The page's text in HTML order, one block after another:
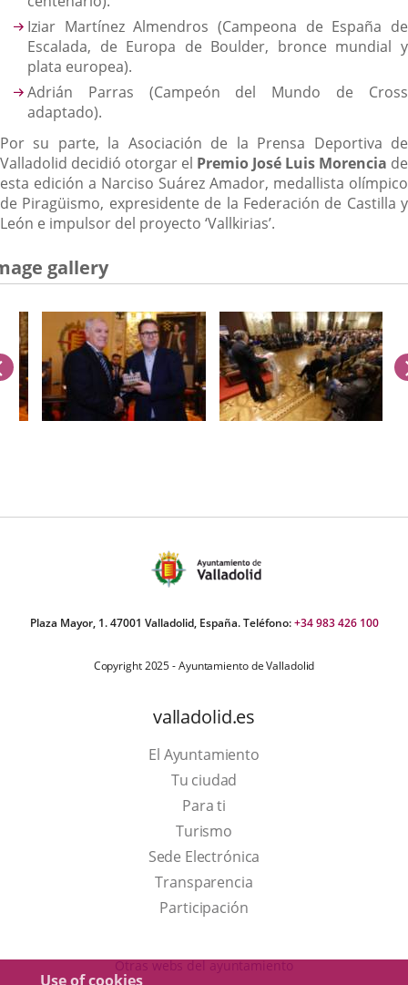
Use of cookies
Iziar Martínez Almendros (Campeona de España de
Escalada, de Europa de Boulder, bronce mundial y
plata europea).
Adrián Parras (Campeón del Mundo de Cross
adaptado).
Por su parte, la Asociación de la Prensa Deportiva de
Valladolid decidió otorgar el Premio José Luis Morencia de
esta edición a Narciso Suárez Amador, medallista olímpico
de Piragüismo, expresidente de la Federación de Castilla y
León e impulsor del proyecto ‘Vallkirias’.
gallery
previus
Plaza Mayor, 1. 47001 Valladolid, España. Teléfono:+34 983 426 100
Copyright 2025 - Ayuntamiento de Valladolid
valladolid.es
El Ayuntamiento
Tu ciudad
Para ti
TurismoThis
link
will
open
a
Sede Electrónica
Transparencia
Participación
Otras webs del ayuntamiento